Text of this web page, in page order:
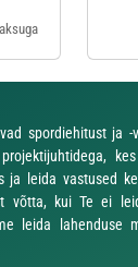
spordiehitust ja -
ja leida vastused
võtta, kui Te ei
leida lahenduse